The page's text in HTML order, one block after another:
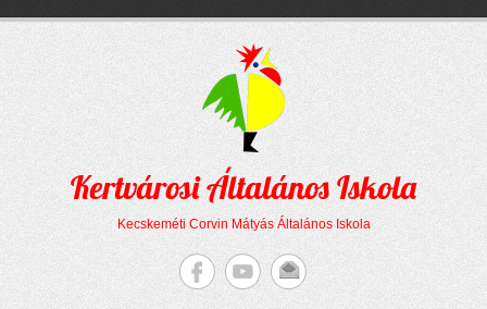
Kertvárosi Általános Iskola
Kecskeméti Corvin Mátyás Általános Iskola